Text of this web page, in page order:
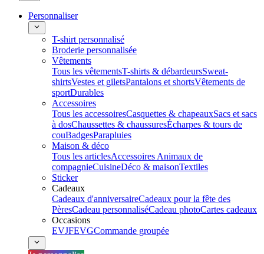
Personnaliser
T-shirt personnalisé
Broderie personnalisée
Vêtements
Tous les vêtementsT-shirts & débardeursSweat-
shirtsVestes et giletsPantalons et shortsVêtements de
sportDurables
Accessoires
Tous les accessoiresCasquettes & chapeauxSacs et sacs
à dosChaussettes & chaussuresÉcharpes & tours de
couBadgesParapluies
Maison & déco
Tous les articlesAccessoires Animaux de
compagnieCuisineDéco & maisonTextiles
Sticker
Cadeaux
Cadeaux d'anniversaireCadeaux pour la fête des
PèresCadeau personnaliséCadeau photoCartes cadeaux
Occasions
EVJFEVGCommande groupée